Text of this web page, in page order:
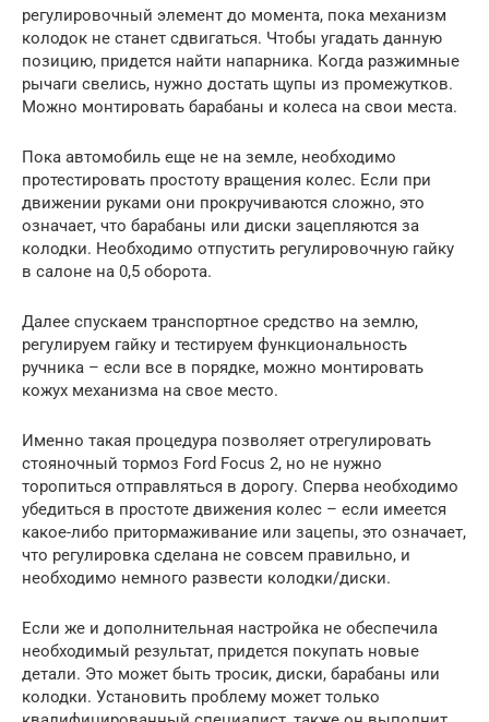
регулировочный элемент до момента, пока механизм
колодок не станет сдвигаться. Чтобы угадать данную
позицию, придется найти напарника. Когда разжимные
рычаги свелись, нужно достать щупы из промежутков.
Можно монтировать барабаны и колеса на свои места.
Пока автомобиль еще не на земле, необходимо
протестировать простоту вращения колес. Если при
движении руками они прокручиваются сложно, это
означает, что барабаны или диски зацепляются за
колодки. Необходимо отпустить регулировочную гайку
в салоне на 0,5 оборота.
Далее спускаем транспортное средство на землю,
регулируем гайку и тестируем функциональность
ручника – если все в порядке, можно монтировать
кожух механизма на свое место.
Именно такая процедура позволяет отрегулировать
стояночный тормоз Ford Focus 2, но не нужно
торопиться отправляться в дорогу. Сперва необходимо
убедиться в простоте движения колес – если имеется
какое-либо притормаживание или зацепы, это означает,
что регулировка сделана не совсем правильно, и
необходимо немного развести колодки/диски.
Если же и дополнительная настройка не обеспечила
необходимый результат, придется покупать новые
детали. Это может быть тросик, диски, барабаны или
колодки. Установить проблему может только